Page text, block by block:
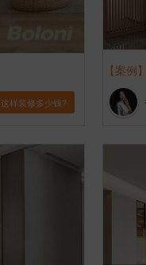
这样装修多少钱?
【案例